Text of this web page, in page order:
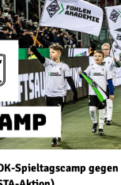
Spieltagscamp